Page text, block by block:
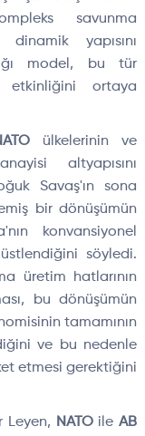
savunma
yapısını
model, bu tür
etkinliğini ortaya
ülkelerinin ve
altyapısını
Savaş'ın sona
bir dönüşümün
konvansiyonel
söyledi.
üretim hatlarının
bu dönüşümün
tamamının
ve bu nedenle
etmesi gerektiğini
Leyen, NATOileAB